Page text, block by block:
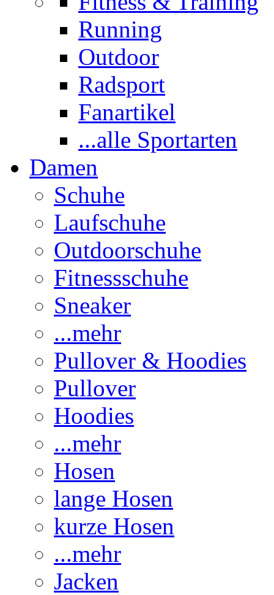
Running
Outdoor
Radsport
Fanartikel
...alle Sportarten
Damen
Schuhe
Laufschuhe
Outdoorschuhe
Fitnessschuhe
Sneaker
...mehr
Pullover & Hoodies
Pullover
Hoodies
...mehr
Hosen
lange Hosen
kurze Hosen
...mehr
Jacken